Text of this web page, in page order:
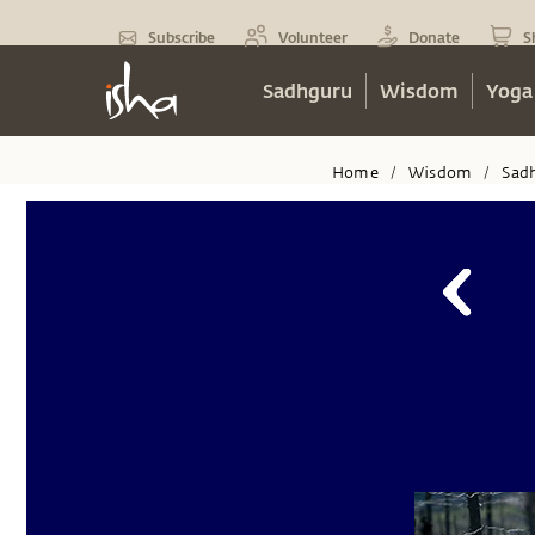
Subscribe Volunteer Donate
Sadhguru Wisdom
Home / Wisdom /